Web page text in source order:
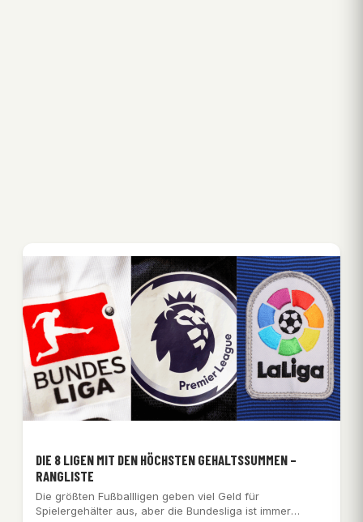
DIE 8 LIGEN MIT DEN HÖCHSTEN GEHALTSSUMMEN –
RANGLISTE
Die größten Fußballligen geben viel Geld für
Spielergehälter aus, aber die Bundesliga ist immer